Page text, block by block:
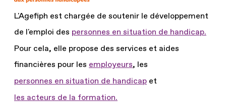
L'Agefiph est chargée de soutenir le développement
de l'emploi des personnes en situation de handicap.
Pour cela, elle propose des services et aides
financières pour les employeurs, les
personnes en situation de handicap et
les acteurs de la formation.